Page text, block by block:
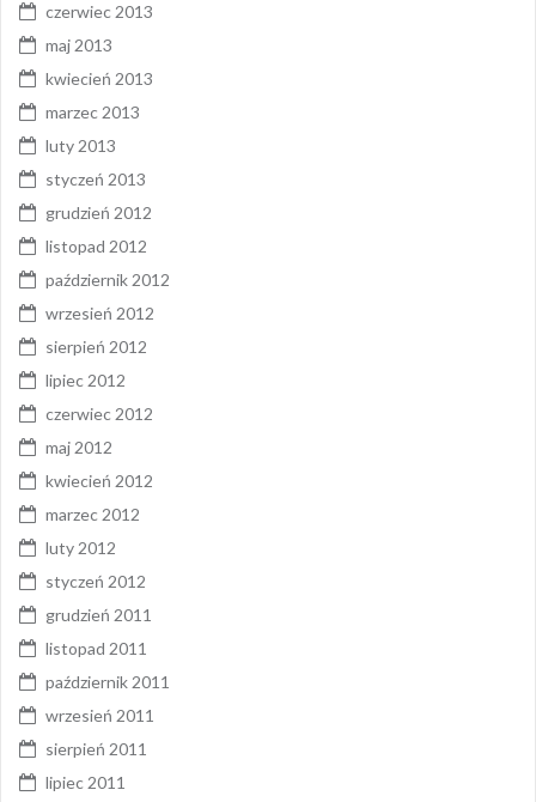
czerwiec 2013
maj 2013
kwiecień 2013
marzec 2013
luty 2013
styczeń 2013
grudzień 2012
listopad 2012
październik 2012
wrzesień 2012
sierpień 2012
lipiec 2012
czerwiec 2012
maj 2012
kwiecień 2012
marzec 2012
luty 2012
styczeń 2012
grudzień 2011
listopad 2011
październik 2011
wrzesień 2011
sierpień 2011
lipiec 2011